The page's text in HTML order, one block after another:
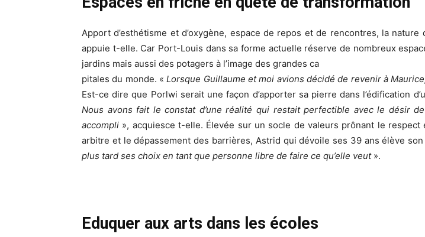
Apport d’esthétisme et d’oxygène, espace de repos et de rencontres, la
appuie t-elle. Car Port-Louis dans sa forme actuelle réserve de nombreux
jardins mais aussi des potagers à l’image des grandes ca
pitales du monde. «Lorsque Guillaume et moi avions décidé de revenir à
Est-ce dire que Porlwi serait une façon d’apporter sa pierre dans l’édification
Nous avons fait le constat d’une réalité qui restait perfectible avec le désir
accompli », acquiesce t-elle. Élevée sur un socle de valeurs prônant le
arbitre et le dépassement des barrières, Astrid qui dévoile ses 39 ans élève
plus tard ses choix en tant que personne libre de faire ce qu’elle veut».
Eduquer aux arts dans les écoles